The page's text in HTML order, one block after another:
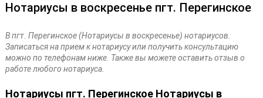
Нотариусы в воскресенье пгт. Перегинское
В пгт. Перегинское (Нотариусы в воскресенье) нотариусов.
Записаться на прием к нотариусу или получить консультацию
можно по телефонам ниже. Также вы можете оставить отзыв о
работе любого нотариуса.
Нотариусы пгт. Перегинское Нотариусы в